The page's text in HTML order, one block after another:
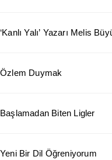
‘Kanlı Yalı’ Yazarı Melis
Özlem Duymak
Başlamadan Biten Ligler
Yeni Bir Dil Öğreniyorum